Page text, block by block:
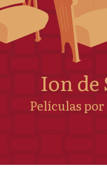
Ion de
Películas